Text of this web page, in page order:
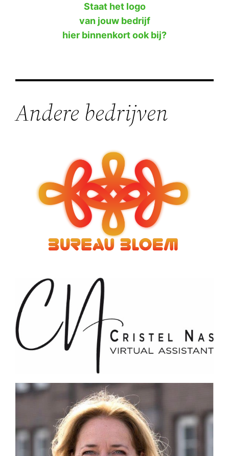
Staat het logo
van jouw bedrijf
hier binnenkort ook bij?
Andere bedrijven